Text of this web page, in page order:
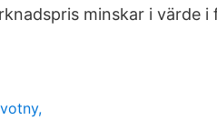
minskar i värde